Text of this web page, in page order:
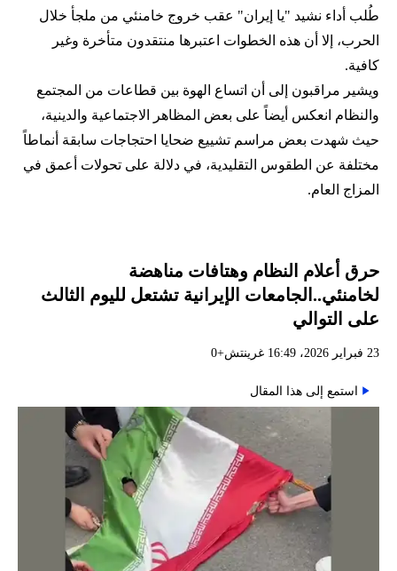
طُلب أداء نشيد "يا إيران" عقب خروج خامنئي من ملجأ خلال
الحرب، إلا أن هذه الخطوات اعتبرها منتقدون متأخرة وغير
كافية.
ويشير مراقبون إلى أن اتساع الهوة بين قطاعات من المجتمع
والنظام انعكس أيضاً على بعض المظاهر الاجتماعية والدينية،
حيث شهدت بعض مراسم تشييع ضحايا احتجاجات سابقة أنماطاً
مختلفة عن الطقوس التقليدية، في دلالة على تحولات أعمق في
المزاج العام.
حرق أعلام النظام وهتافات مناهضة
لخامنئي..الجامعات الإيرانية تشتعل لليوم الثالث
على التوالي
23 فبراير 2026، 16:49 غرينتش+0
استمع إلى هذا المقال